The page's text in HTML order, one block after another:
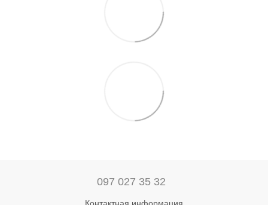
097 027 35 32
Контактная информация